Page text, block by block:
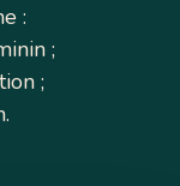
:
;
;